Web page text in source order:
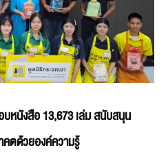
หนังสือ 13,673 เล่ม สนับสนุน
คตด้วยองค์ความรู้